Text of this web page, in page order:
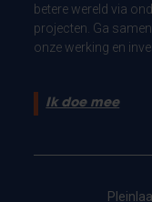
betere wereld via
projecten. Ga
onze werking en
Ik doe mee